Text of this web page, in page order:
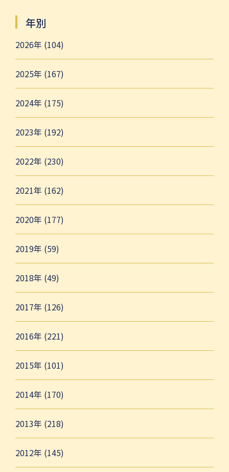
年別
2026年 (104)
2025年 (167)
2024年 (175)
2023年 (192)
2022年 (230)
2021年 (162)
2020年 (177)
2019年 (59)
2018年 (49)
2017年 (126)
2016年 (221)
2015年 (101)
2014年 (170)
2013年 (218)
2012年 (145)